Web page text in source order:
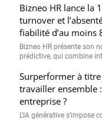
Bizneo HR lance la 1
turnover et
fiabilité d’au moins
Bizneo HR présente son
prédictive, qui combine
Surperformer à
travailler ensemble
entreprise ?
L’IA générative s’impose